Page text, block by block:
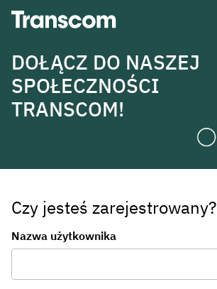
Transcom
DOŁĄCZ DO NASZEJ
SPOŁECZNOŚCI
TRANSCOM!
Czy jesteś zarejestrowany?
Logowanie
Nazwa użytkownika